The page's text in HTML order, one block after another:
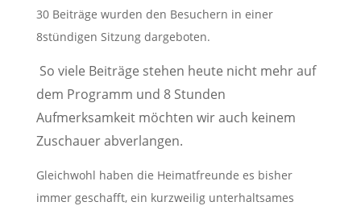
30 Beiträge wurden den Besuchern in einer
8stündigen Sitzung dargeboten.
So viele Beiträge stehen heute nicht mehr auf
dem Programm und 8 Stunden
Aufmerksamkeit möchten wir auch keinem
Zuschauer abverlangen.
Gleichwohl haben die Heimatfreunde es bisher
immer geschafft, ein kurzweilig unterhaltsames